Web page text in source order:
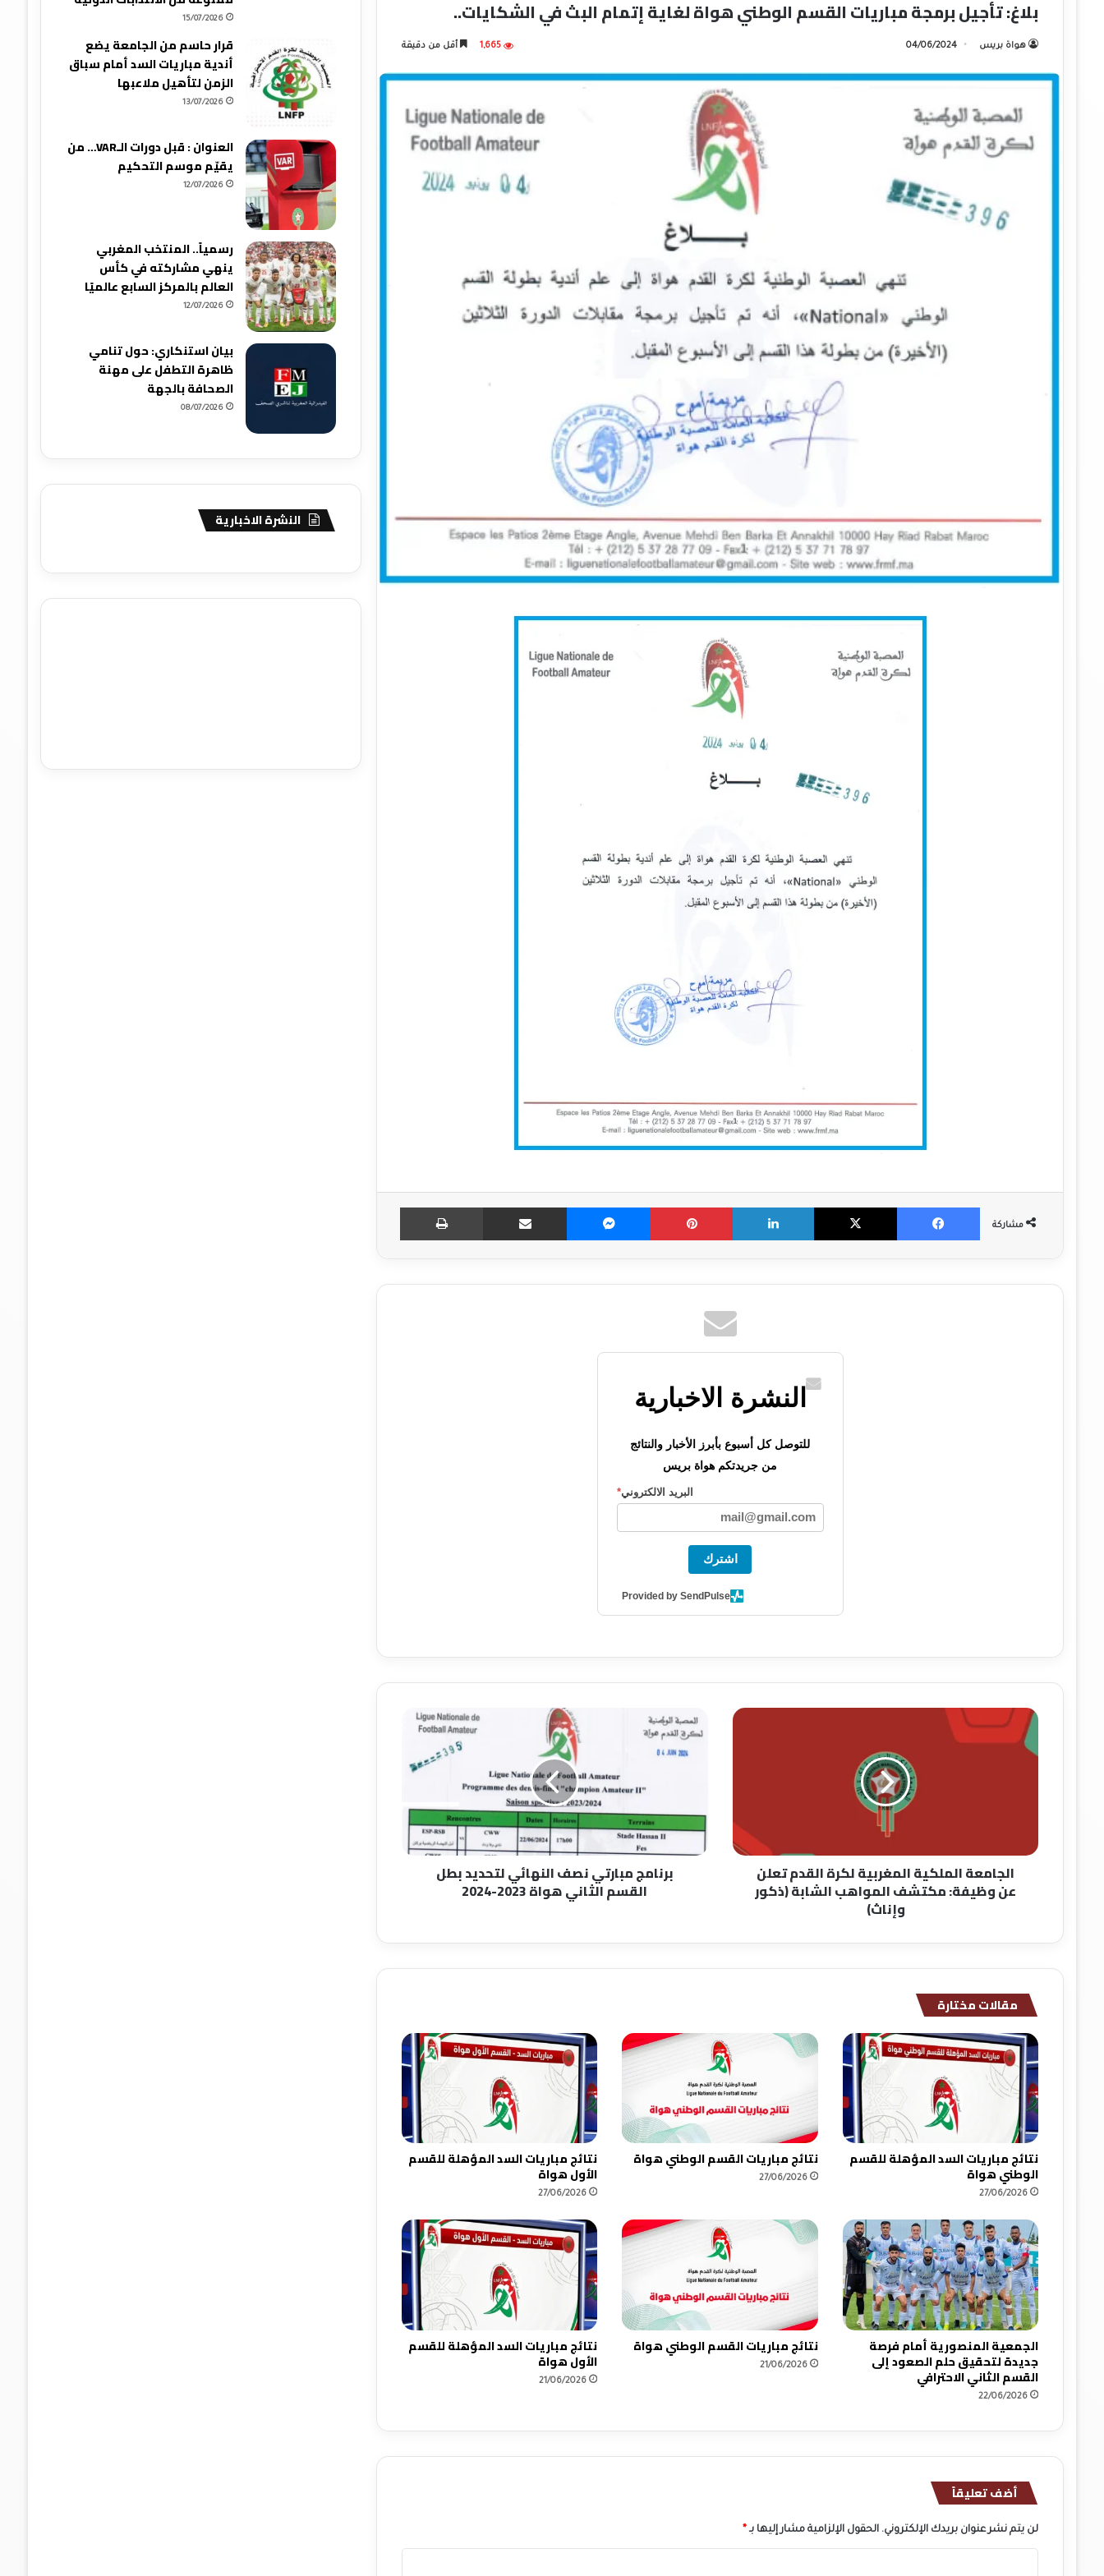
بلاغ: تأجيل برمجة مباريات القسم الوطني هواة لغاية إتمام البث في الشكايات..
هواة بريس 04/06/2024
1,665 أقل من دقيقة
مشاركة
Facebook
X
LinkedIn
Pinterest
Messenger مشاركة عبر الإميل طباعة
النشرة الاخبارية
للتوصل كل أسبوع بأبرز الأخبار والنتائج
من جريدتكم هواة بريس
البريد الالكتروني*
اشترك
Provided by SendPulse
الجامعة
الملكية
المغربية
مكتشف
المواهب
الشابة
الجامعة الملكية المغربية لكرة القدم تعلن
عن وظيفة: مكتشف المواهب الشابة (ذكور
وإناث)
برنامج
مبارتي
نصف
القسم
الثاني
هواة
برنامج مبارتي نصف النهائي لتحديد بطل
القسم الثاني هواة 2023-2024
مقالات مختارة
نتائج مباريات السد المؤهلة للقسم
الوطني هواة
27/06/2026
نتائج مباريات القسم الوطني هواة
27/06/2026
نتائج مباريات السد المؤهلة للقسم
الأول هواة
27/06/2026
الجمعية المنصورية أمام فرصة
جديدة لتحقيق حلم الصعود إلى
القسم الثاني الاحترافي
22/06/2026
نتائج مباريات القسم الوطني هواة
21/06/2026
نتائج مباريات السد المؤهلة للقسم
الأول هواة
21/06/2026
أضف تعليقاً
لن يتم نشر عنوان بريدك الإلكتروني. الحقول الإلزامية مشار إليها بـ*
15/07/2026
قرار حاسم من الجامعة يضع
أندية مباريات السد أمام سباق
الزمن لتأهيل ملاعبها
13/07/2026
العنوان : قبل دورات الـVAR… من
يقيّم موسم التحكيم
12/07/2026
رسمياً.. المنتخب المغربي
ينهي مشاركته في كأس
العالم بالمركز السابع عالميًا
12/07/2026
بيان استنكاري: حول تنامي
ظاهرة التطفل على مهنة
الصحافة بالجهة
08/07/2026
النشرة الاخبارية